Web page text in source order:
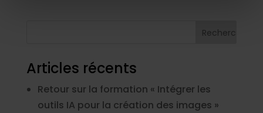
d'analyse, qui peuvent combiner celles-ci avec d'autres
collectées lors de votre utilisation de leurs services.
Articles récents
Retour sur la formation « Intégrer les
outils IA pour la création des images »